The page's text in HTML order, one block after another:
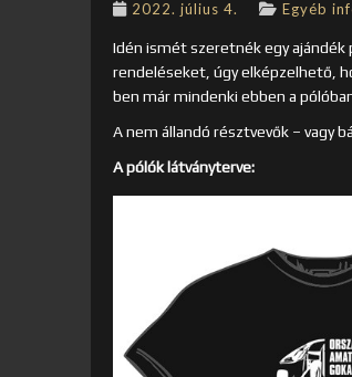
2022. július 4. Egyéb
Idén ismét szeretnék egy ajándék
rendeléseket, úgy elképzelhető,
ben már mindenki ebben a
A nem állandó résztvevők – vagy
A pólók látványterve: